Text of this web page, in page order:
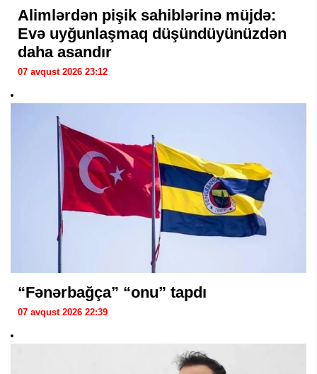
Alimlərdən pişik sahiblərinə müjdə:
Evə uyğunlaşmaq düşündüyünüzdən
daha asandır
07 avqust 2026 23:12
“Fənərbağça” “onu” tapdı
07 avqust 2026 22:39